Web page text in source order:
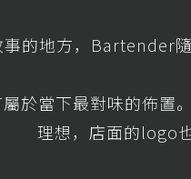
的地方，Bartender
於當下最對味的佈
理想，店面的logo